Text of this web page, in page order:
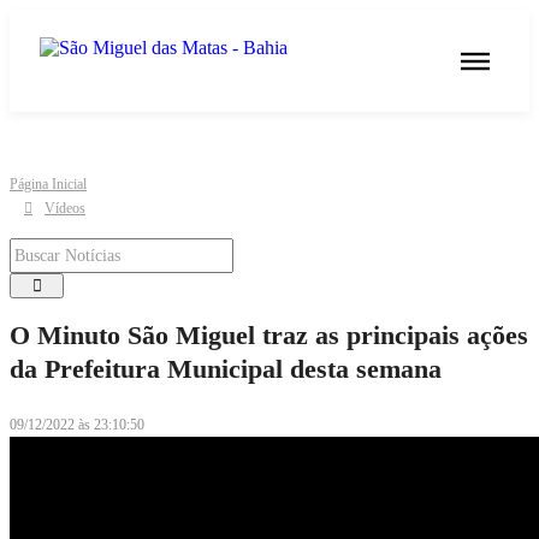
Página Inicial
Vídeos
O Minuto São Miguel traz as principais ações
da Prefeitura Municipal desta semana
09/12/2022 às 23:10:50